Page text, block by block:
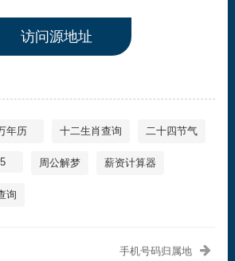
访问源地址
年历 十二生肖查询 二十四节气
周公解梦 薪资计算器
询
手机号码归属地